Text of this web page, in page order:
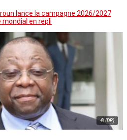
lance la campagne 2026/2027
en repli
© (DR)